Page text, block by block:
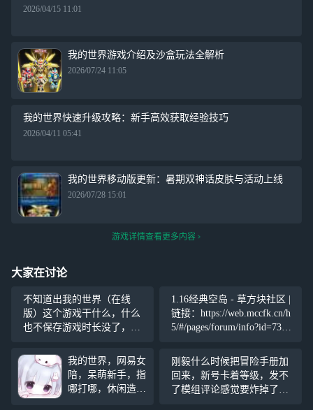
2026/04/15 11:01
我的世界游戏介绍及沙盒玩法全解析
2026/07/24 11:05
我的世界快速升级攻略：新手高效获取经验技巧
2026/04/11 05:41
我的世界移动版更新：暑期双神话皮肤与活动上线
2026/07/28 15:01
游戏详情查看更多内容
大家在讨论
不知道出我的世界（在线
版）这个游戏干什么，什么
也不保存游戏时长没了，被
实名登录，就云手机里的我
的世界能保存。
1.16经典空岛 - 草方块社区 |
链接：https://web.mccfk.cn/h
5/#/pages/forum/info?id=736&
我的世界，网易女
陪，呆萌新手，指
哪打哪，休闲造
刚毅什么时候把冒险手册加
回来，新号卡着等级，发不
了模组评论感觉要炸掉了，